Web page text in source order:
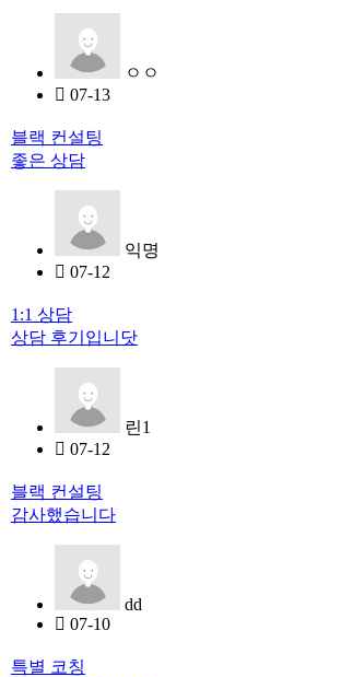
ㅇㅇ
07-13
블랙 컨설팅
좋은 상담
익명
07-12
1:1 상담
상담 후기입니닷
린1
07-12
블랙 컨설팅
감사했습니다
dd
07-10
특별 코칭